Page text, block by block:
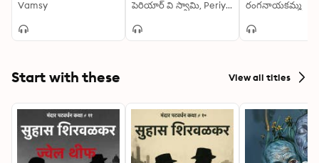
పొందాడు. అంతటి ప్రజ్ఞా శీలి జీవితాన్ని, ఆ జీవితం లో ని అన్ని
అంబేడ్కర్.
తెల్సు)
Vamsy
Pariseelana)
పెరియార్ వి స్వామి, Periyar Ramaswamy
మహాభారతం)
రంగనాయకమ్మ
Start with these View all titles